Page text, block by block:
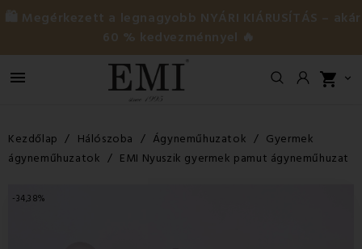
🛍️ Megérkezett a legnagyobb NYÁRI KIÁRUSÍTÁS – akár
60 % kedvezménnyel 🔥
 shopping_cart 
Kezdőlap Hálószoba Ágyneműhuzatok
Gyermek
ágyneműhuzatok
EMI Nyuszik gyermek pamut ágyneműhuzat
-34,38%